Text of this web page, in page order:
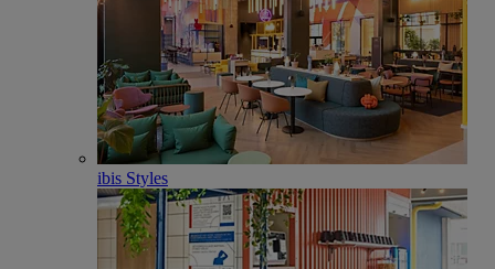
ibis Styles